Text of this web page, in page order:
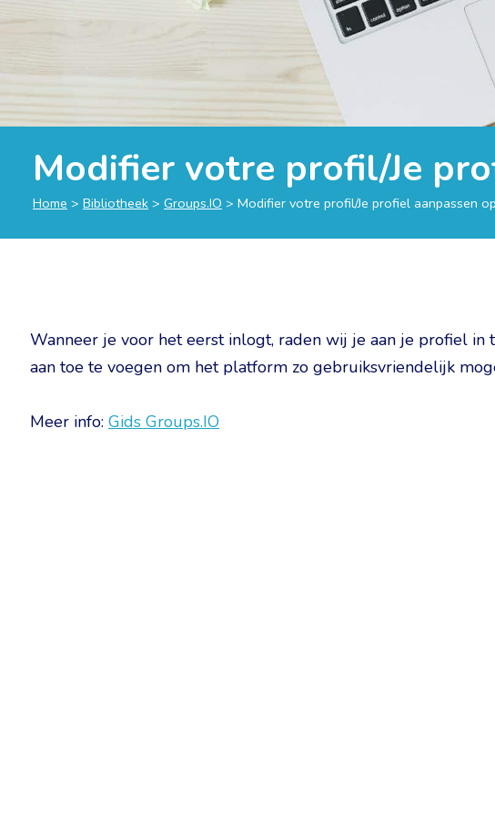
Modifier votre profil/Je
Home > Bibliotheek > Groups.IO > Modifier votre profil/Je profiel aanpassen
Wanneer je voor het eerst inlogt, raden wij je aan je profiel
aan toe te voegen om het platform zo gebruiksvriendelijk
Meer info: Gids Groups.IO